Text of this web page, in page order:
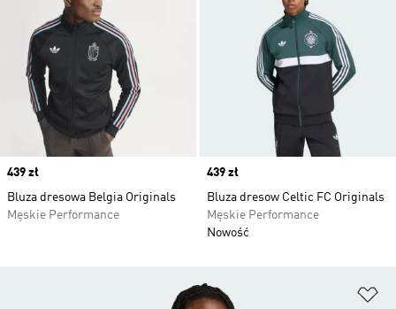
Price
439 zł
Bluza dresowa Belgia Originals
Męskie Performance
Price
439 zł
Bluza dresow Celtic FC Originals
Męskie Performance
Nowość